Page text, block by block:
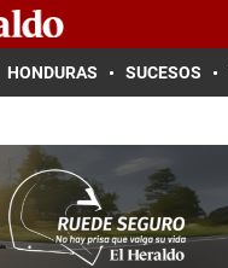
HONDURAS SUCESOS